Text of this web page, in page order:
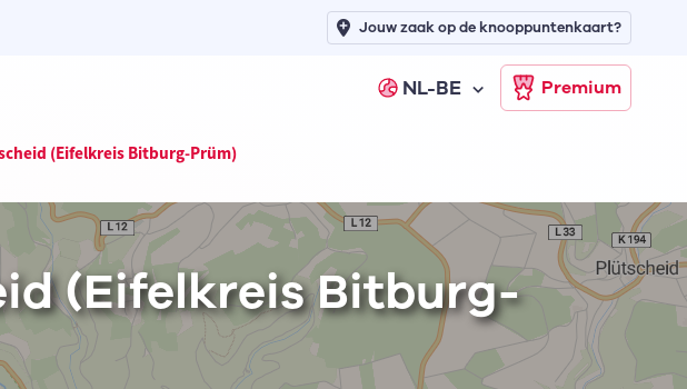
NL-BE Premium
Jouw zaak op de knooppuntenkaart?
(Eifelkreis Bitburg-Prüm)
(Eifelkreis Bitburg-